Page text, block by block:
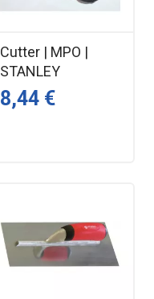
Cutter | MPO |
STANLEY
8,44 €